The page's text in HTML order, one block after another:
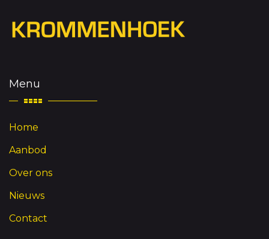
Menu
Home
Aanbod
Over ons
Nieuws
Contact